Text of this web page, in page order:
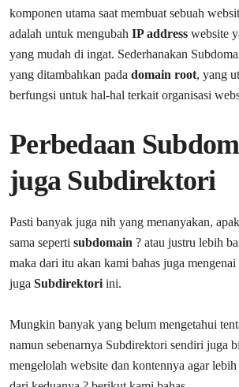
komponen utama saat membuat sebuah
adalah untuk mengubah IP address website
yang mudah di ingat. Sederhanakan
yang ditambahkan pada domain root, yang
berfungsi untuk hal-hal terkait organisasi
Perbedaan
juga Subdirektori
Pasti banyak juga nih yang menanyakan,
sama seperti subdomain ? atau justru lebih
maka dari itu akan kami bahas juga mengenai
juga Subdirektori ini.
Mungkin banyak yang belum mengetahui
namun sebenarnya Subdirektori sendiri juga
mengelolah website dan kontennya agar